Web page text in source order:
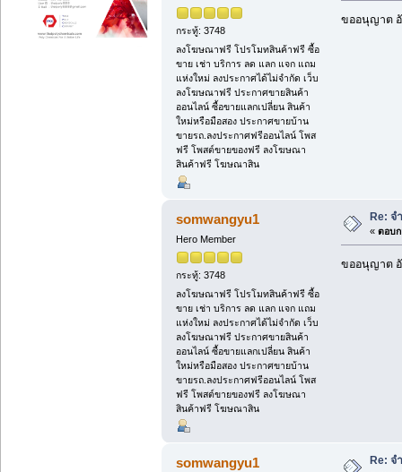
กระทู้: 3748
ลงโฆษณาฟรี โปรโมทสินค้าฟรี ซื้อ
ขาย เช่า บริการ ลด แลก แจก แถม
แห่งใหม่ ลงประกาศได้ไม่จำกัด เว็บ
ลงโฆษณาฟรี ประกาศขายสินค้า
ออนไลน์ ซื้อขายแลกเปลี่ยน สินค้า
ใหม่หรือมือสอง ประกาศขายบ้าน
ขายรถ.ลงประกาศฟรีออนไลน์ โพส
ฟรี โพสต์ขายของฟรี ลงโฆษณา
สินค้าฟรี โฆษณาสิน
ขออนุญาต
somwangyu1
Hero Member
กระทู้: 3748
ลงโฆษณาฟรี โปรโมทสินค้าฟรี ซื้อ
ขาย เช่า บริการ ลด แลก แจก แถม
แห่งใหม่ ลงประกาศได้ไม่จำกัด เว็บ
ลงโฆษณาฟรี ประกาศขายสินค้า
ออนไลน์ ซื้อขายแลกเปลี่ยน สินค้า
ใหม่หรือมือสอง ประกาศขายบ้าน
ขายรถ.ลงประกาศฟรีออนไลน์ โพส
ฟรี โพสต์ขายของฟรี ลงโฆษณา
สินค้าฟรี โฆษณาสิน
Re: จ
« ตอบก
ขออนุญาต
somwangyu1 Re: จ